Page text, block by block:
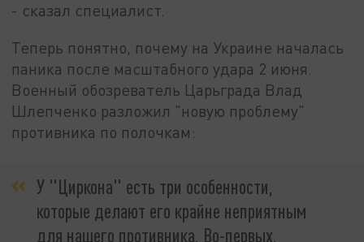
- сказал специалист.
Теперь понятно, почему на Украине началась
паника после масштабного удара 2 июня.
Военный обозреватель Царьграда Влад
Шлепченко разложил "новую проблему"
противника по полочкам:
У "Циркона" есть три особенности,
которые делают его крайне неприятным
для нашего противника. Во-первых,